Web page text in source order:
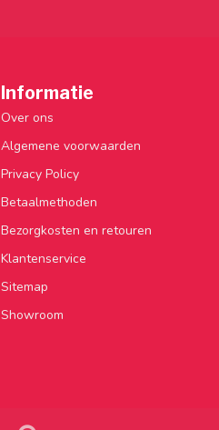
Informatie
Over ons
Algemene voorwaarden
Privacy Policy
Betaalmethoden
Bezorgkosten en retouren
Klantenservice
Sitemap
Showroom